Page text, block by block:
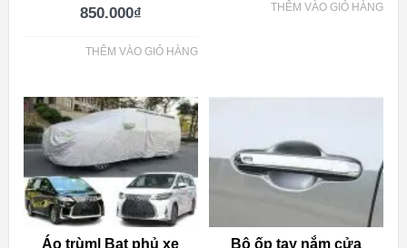
850.000₫
THÊM VÀO GIỎ HÀNG
THÊM VÀO GIỎ HÀNG
Áo trùm| Bạt phủ xe
Bộ ốp tay nắm cửa